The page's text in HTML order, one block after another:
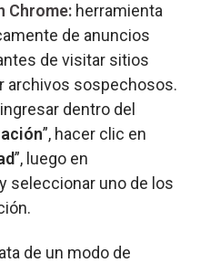
Chrome: herramienta
de anuncios
de visitar sitios
archivos sospechosos.
dentro del
”, hacer clic en
”, luego en
seleccionar uno de los
de un modo de